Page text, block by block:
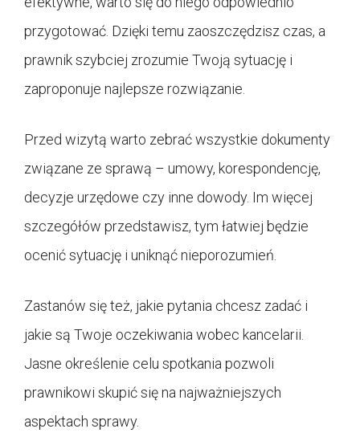
przygotować. Dzięki temu zaoszczędzisz czas, a
prawnik szybciej zrozumie Twoją sytuację i
zaproponuje najlepsze rozwiązanie.
Przed wizytą warto zebrać wszystkie dokumenty
związane ze sprawą – umowy, korespondencję,
decyzje urzędowe czy inne dowody. Im więcej
szczegółów przedstawisz, tym łatwiej będzie
ocenić sytuację i uniknąć nieporozumień.
Zastanów się też, jakie pytania chcesz zadać i
jakie są Twoje oczekiwania wobec kancelarii.
Jasne określenie celu spotkania pozwoli
prawnikowi skupić się na najważniejszych
aspektach sprawy.